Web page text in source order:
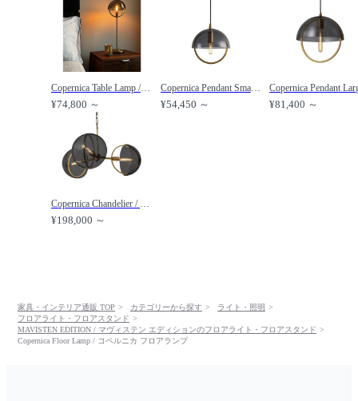
Copernica Table Lamp / コペルニカ テーブルランプ /
¥74,800 ～
Copernica Pendant Small / コペルニカ ペンダント スモール /
¥54,450 ～ ¥81,400 ～
Copernica Chandelier / コペルニカ シャンデリア /
¥198,000 ～
家具・インテリア通販 TOP カテゴリーから探す
ライト・照明
フロアライト・フロアスタンド
MAVISTEN EDITION / マヴィステン エディションのフロアライト・フロアスタンド
Copernica Floor Lamp / コペルニカ フロアランプ